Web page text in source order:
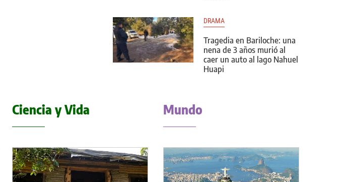
DRAMA
Tragedia en Bariloche: una
nena de 3 años murió al
caer un auto al lago Nahuel
Huapi
Ciencia y Vida Mundo